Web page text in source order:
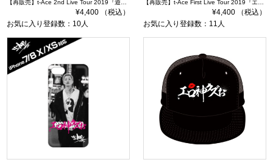
¥4,400 （税込）
お気に入り登録数：10人
¥4,400 （税込）
お気に入り登録数：11人